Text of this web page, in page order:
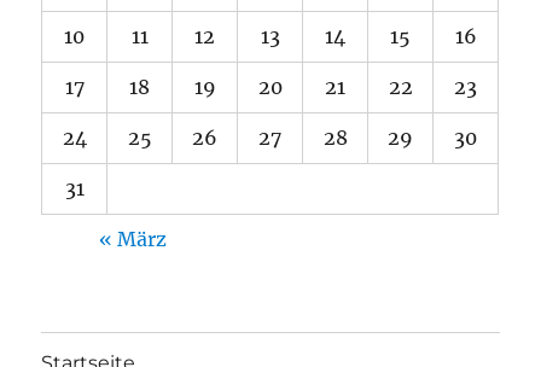
10 11 12 13 14 15 16
17 18 19 20 21 22 23
24 25 26 27 28 29 30
31
« März
Startseite